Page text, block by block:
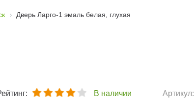
Дверь Ларго-1 эмаль белая, глухая
В наличии
Артикул: